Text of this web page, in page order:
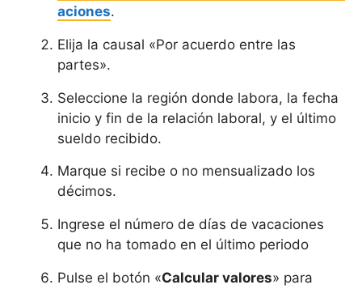
aciones.
Elija la causal «Por acuerdo entre las
partes».
Seleccione la región donde labora, la fecha
inicio y fin de la relación laboral, y el último
sueldo recibido.
Marque si recibe o no mensualizado los
décimos.
Ingrese el número de días de vacaciones
que no ha tomado en el último periodo
Pulse el botón «Calcular valores» para